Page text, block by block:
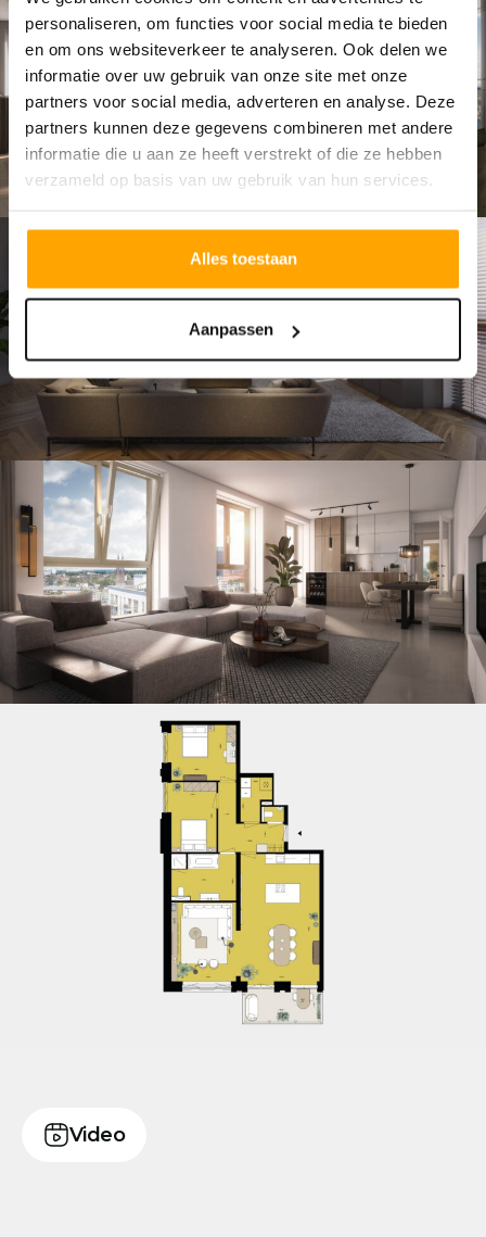
personaliseren, om functies voor social media te bieden
en om ons websiteverkeer te analyseren. Ook delen we
informatie over uw gebruik van onze site met onze
partners voor social media, adverteren en analyse. Deze
partners kunnen deze gegevens combineren met andere
informatie die u aan ze heeft verstrekt of die ze hebben
verzameld op basis van uw gebruik van hun services.
Alles toestaan
Aanpassen
Video